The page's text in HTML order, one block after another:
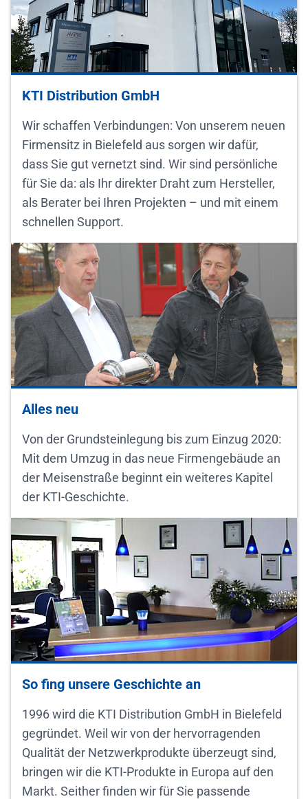
KTI Distribution GmbH
Wir schaffen Verbindungen: Von unserem neuen
Firmensitz in Bielefeld aus sorgen wir dafür,
dass Sie gut vernetzt sind. Wir sind persönliche
für Sie da: als Ihr direkter Draht zum Hersteller,
als Berater bei Ihren Projekten – und mit einem
schnellen Support.
Alles neu
Von der Grundsteinlegung bis zum Einzug 2020:
Mit dem Umzug in das neue Firmengebäude an
der Meisenstraße beginnt ein weiteres Kapitel
der KTI-Geschichte.
So fing unsere Geschichte an
1996 wird die KTI Distribution GmbH in Bielefeld
gegründet. Weil wir von der hervorragenden
Qualität der Netzwerkprodukte überzeugt sind,
bringen wir die KTI-Produkte in Europa auf den
Markt. Seither finden wir für Sie passende